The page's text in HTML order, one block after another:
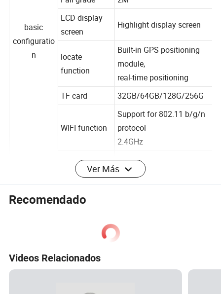
basic
configuratio
Fall grade
2M
LCD display
screen
locate
function
Built-in GPS positioning
module,
real-time positioning
32GB/64GB/128G/256G
Support for 802.11 b/g/n
protocol
4G network
TD-SCDMA / EVDO /
WCDMA / LTE-TDD
Version:32M/16M/8M/4M
Ver Más
Recomendado
Videos Relacionados